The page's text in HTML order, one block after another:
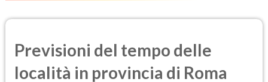
Previsioni del tempo delle
località in provincia di Roma